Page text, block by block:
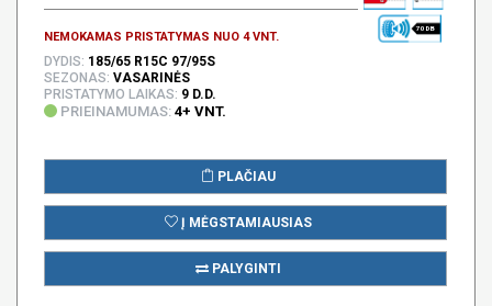
NEMOKAMAS PRISTATYMAS NUO 4 VNT.
70 DB
DYDIS: 185/65 R15C 97/95S
SEZONAS: VASARINĖS
PRISTATYMO LAIKAS: 9 D.D.
PRIEINAMUMAS: 4+ VNT.
PLAČIAU
Į MĖGSTAMIAUSIAS
PALYGINTI